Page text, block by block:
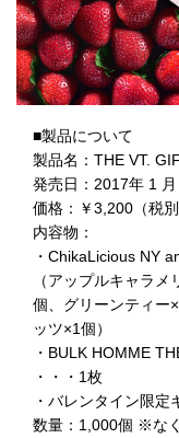
■製品について
製品名：THE VT.
発売日：2017年 1 月
価格：￥3,200（税別
内容物：
・ChikaLicious NY
（アップルキャラ
個、グリーンティー
ッツ×1個）
・BULK HOMME
・・・1枚
・バレンタイン限定
数量：1,000個 ※な